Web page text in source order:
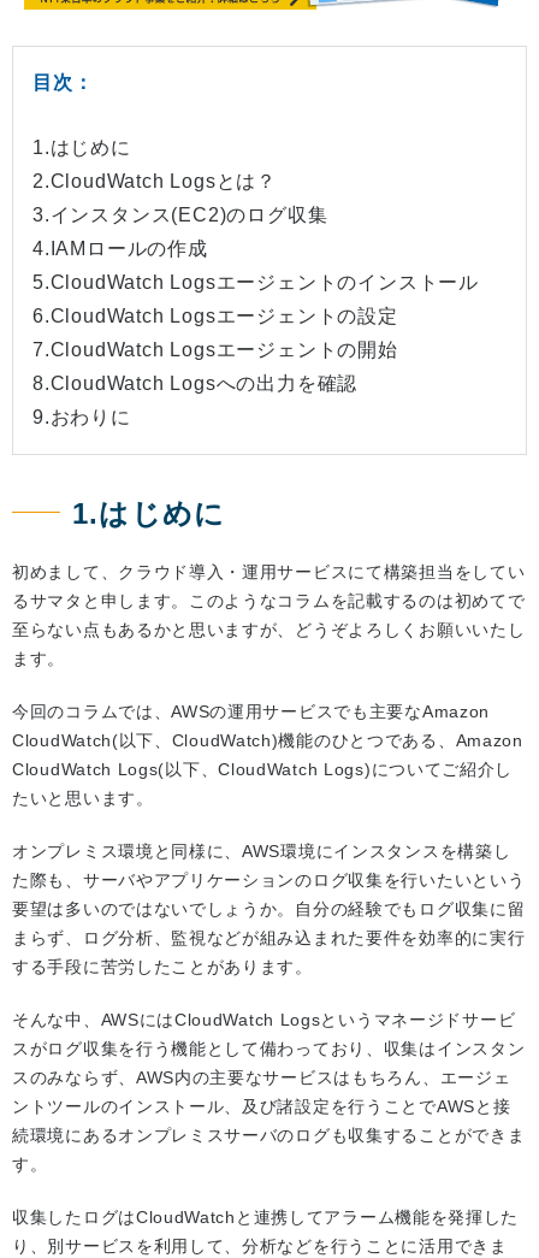
目次：
1.はじめに
2.CloudWatch Logsとは？
3.インスタンス(EC2)のログ収集
4.IAMロールの作成
5.CloudWatch Logsエージェントのインストール
6.CloudWatch Logsエージェントの設定
7.CloudWatch Logsエージェントの開始
8.CloudWatch Logsへの出力を確認
9.おわりに
1.はじめに
初めまして、クラウド導入・運用サービスにて構築担当をしてい
るサマタと申します。このようなコラムを記載するのは初めてで
至らない点もあるかと思いますが、どうぞよろしくお願いいたし
ます。
今回のコラムでは、AWSの運用サービスでも主要なAmazon
CloudWatch(以下、CloudWatch)機能のひとつである、Amazon
CloudWatch Logs(以下、CloudWatch Logs)についてご紹介し
たいと思います。
オンプレミス環境と同様に、AWS環境にインスタンスを構築し
た際も、サーバやアプリケーションのログ収集を行いたいという
要望は多いのではないでしょうか。自分の経験でもログ収集に留
まらず、ログ分析、監視などが組み込まれた要件を効率的に実行
する手段に苦労したことがあります。
そんな中、AWSにはCloudWatch Logsというマネージドサービ
スがログ収集を行う機能として備わっており、収集はインスタン
スのみならず、AWS内の主要なサービスはもちろん、エージェ
ントツールのインストール、及び諸設定を行うことでAWSと接
続環境にあるオンプレミスサーバのログも収集することができま
す。
収集したログはCloudWatchと連携してアラーム機能を発揮した
り、別サービスを利用して、分析などを行うことに活用できま